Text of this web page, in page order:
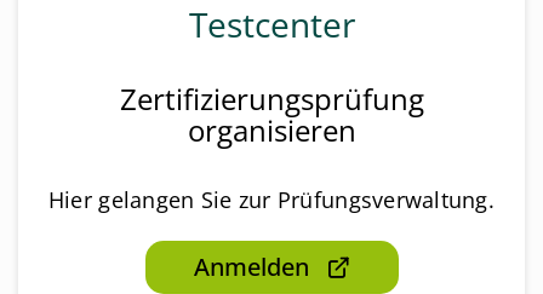
Testcenter
Zertifizierungsprüfung
organisieren
Hier gelangen Sie zur Prüfungsverwaltung.
Anmelden